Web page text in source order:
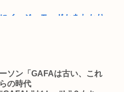
イージーモードかをわかり
に許される 何で燃えたか忘
、満場一致で決まる
ソン「GAFAは古い、これ
の時代